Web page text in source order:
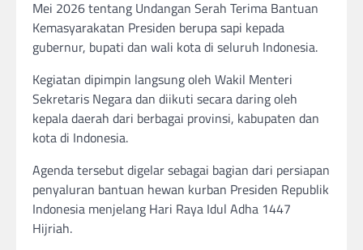
Mei 2026 tentang Undangan Serah Terima Bantuan
Kemasyarakatan Presiden berupa sapi kepada
gubernur, bupati dan wali kota di seluruh Indonesia.
Kegiatan dipimpin langsung oleh Wakil Menteri
Sekretaris Negara dan diikuti secara daring oleh
kepala daerah dari berbagai provinsi, kabupaten dan
kota di Indonesia.
Agenda tersebut digelar sebagai bagian dari persiapan
penyaluran bantuan hewan kurban Presiden Republik
Indonesia menjelang Hari Raya Idul Adha 1447
Hijriah.